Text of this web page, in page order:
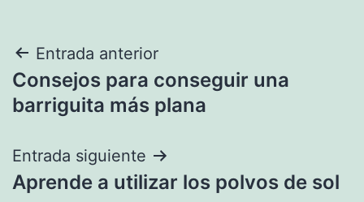
Navegación
de
Entrada anterior
Consejos para conseguir una
barriguita más plana
Entrada siguiente
Aprende a utilizar los polvos de sol